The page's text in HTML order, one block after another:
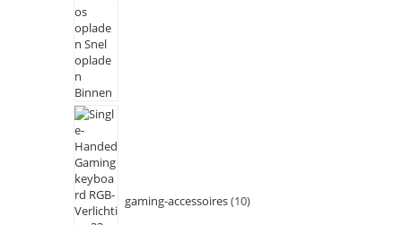
gaming-accessoires 10